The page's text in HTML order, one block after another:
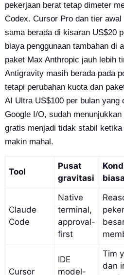
pekerjaan berat tetap dimeter
Codex. Cursor Pro dan tier
sama berada di kisaran US$20
biaya penggunaan tambahan di
paket Max Anthropic jauh lebih
Antigravity masih berada pada
tetapi perubahan kuota dan
AI Ultra US$100 per bulan yang
Google I/O, sudah
gratis menjadi tidak stabil
makin mahal.
Tool
Pusat
gravitasi
Claude
Code
Native
terminal,
approval-
first
Cursor
IDE
model-
Tim
dan